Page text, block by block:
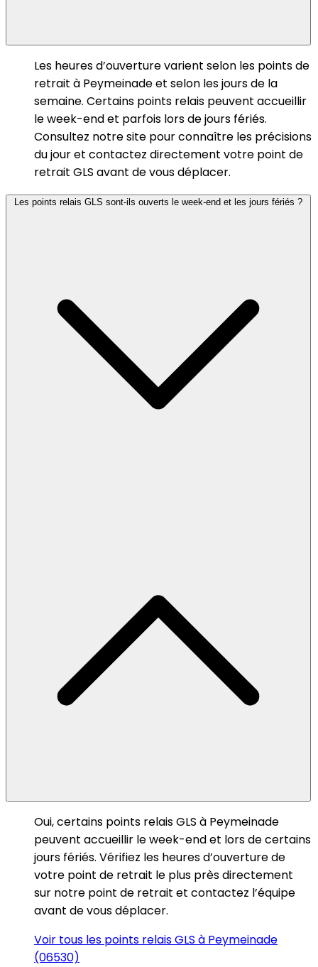
Les heures d’ouverture varient selon les points de
retrait à Peymeinade et selon les jours de la
semaine. Certains points relais peuvent accueillir
le week-end et parfois lors de jours fériés.
Consultez notre site pour connaître les précisions
du jour et contactez directement votre point de
retrait GLS avant de vous déplacer.
Les points relais GLS sont-ils ouverts le week-end et les jours fériés ?
Oui, certains points relais GLS à Peymeinade
peuvent accueillir le week-end et lors de certains
jours fériés. Vérifiez les heures d’ouverture de
votre point de retrait le plus près directement
sur notre point de retrait et contactez l’équipe
avant de vous déplacer.
Voir tous les points relais GLS à Peymeinade
(06530)